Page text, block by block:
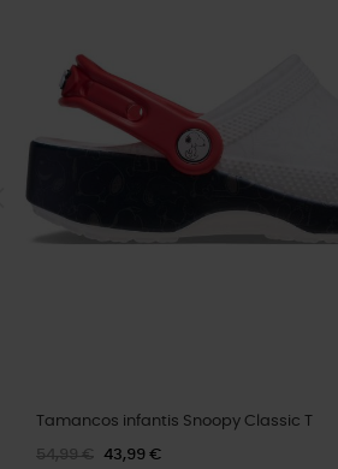
Tamancos infantis Snoopy Classic T
54,99 € 43,99 €